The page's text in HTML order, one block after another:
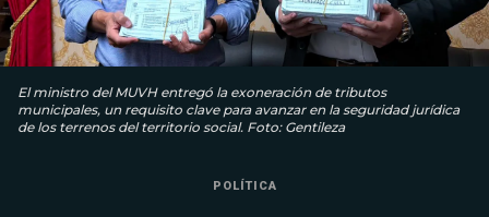
El ministro del MUVH entregó la exoneración de tributos
municipales, un requisito clave para avanzar en la seguridad jurídica
de los terrenos del territorio social. Foto: Gentileza
POLÍTICA